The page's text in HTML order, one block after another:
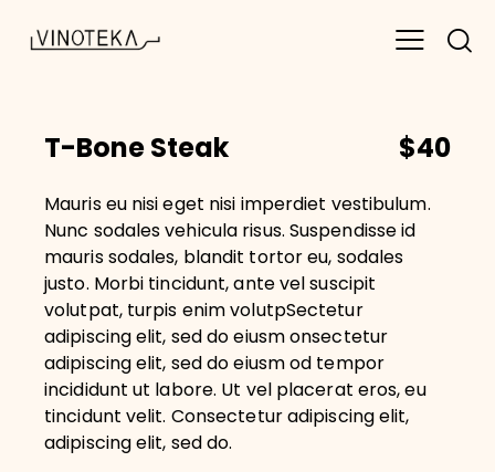
T-Bone Steak $40
Mauris eu nisi eget nisi imperdiet vestibulum.
Nunc sodales vehicula risus. Suspendisse id
mauris sodales, blandit tortor eu, sodales
justo. Morbi tincidunt, ante vel suscipit
volutpat, turpis enim volutpSectetur
adipiscing elit, sed do eiusm onsectetur
adipiscing elit, sed do eiusm od tempor
incididunt ut labore. Ut vel placerat eros, eu
tincidunt velit. Consectetur adipiscing elit,
adipiscing elit, sed do.